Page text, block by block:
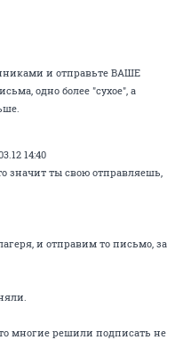
и отправьте ВАШЕ
одно более "сухое", а
14:40
значит ты свою отправляешь,
и отправим то письмо, за
многие решили подписать не